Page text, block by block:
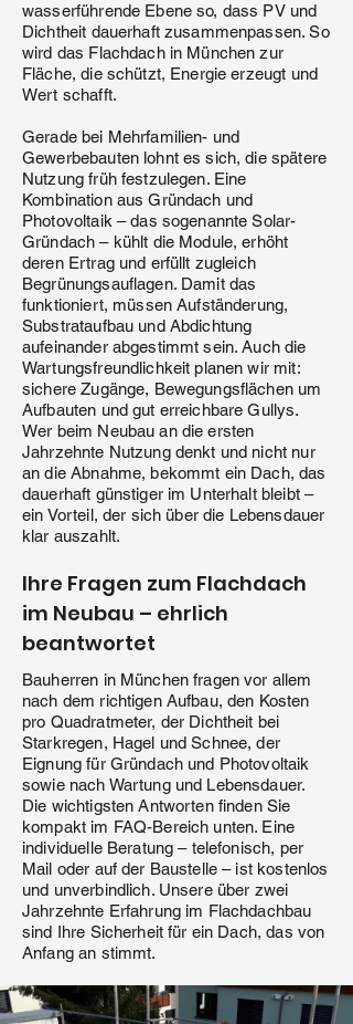
wasserführende Ebene so, dass PV und
Dichtheit dauerhaft zusammenpassen. So
wird das Flachdach in München zur
Fläche, die schützt, Energie erzeugt und
Wert schafft.
Gerade bei Mehrfamilien- und
Gewerbebauten lohnt es sich, die spätere
Nutzung früh festzulegen. Eine
Kombination aus Gründach und
Photovoltaik – das sogenannte Solar-
Gründach – kühlt die Module, erhöht
deren Ertrag und erfüllt zugleich
Begrünungsauflagen. Damit das
funktioniert, müssen Aufständerung,
Substrataufbau und Abdichtung
aufeinander abgestimmt sein. Auch die
Wartungsfreundlichkeit planen wir mit:
sichere Zugänge, Bewegungsflächen um
Aufbauten und gut erreichbare Gullys.
Wer beim Neubau an die ersten
Jahrzehnte Nutzung denkt und nicht nur
an die Abnahme, bekommt ein Dach, das
dauerhaft günstiger im Unterhalt bleibt –
ein Vorteil, der sich über die Lebensdauer
klar auszahlt.
Ihre Fragen zum Flachdach
im Neubau – ehrlich
beantwortet
Bauherren in München fragen vor allem
nach dem richtigen Aufbau, den Kosten
pro Quadratmeter, der Dichtheit bei
Starkregen, Hagel und Schnee, der
Eignung für Gründach und Photovoltaik
sowie nach Wartung und Lebensdauer.
Die wichtigsten Antworten finden Sie
kompakt im FAQ-Bereich unten. Eine
individuelle Beratung – telefonisch, per
Mail oder auf der Baustelle – ist kostenlos
und unverbindlich. Unsere über zwei
Jahrzehnte Erfahrung im Flachdachbau
sind Ihre Sicherheit für ein Dach, das von
Anfang an stimmt.